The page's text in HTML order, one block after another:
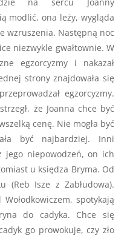
modlić, ona leży, wygląda
wzruszenia. Następną noc
niezwykle gwałtownie. W
egzorcyzmy i nakazał
strony znajdowała się
egzorcyzmy.
że Joanna chce być
cenę. Nie mogła być
być najbardziej. Inni
jego niepowodzeń, on ich
u księdza Bryma. Od
(Reb Isze z Zabłudowa).
spotykają
do cadyka. Chce się
go prowokuje, czy zło